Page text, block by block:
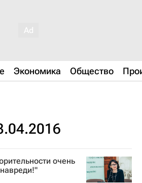
Экономика Общество
очень